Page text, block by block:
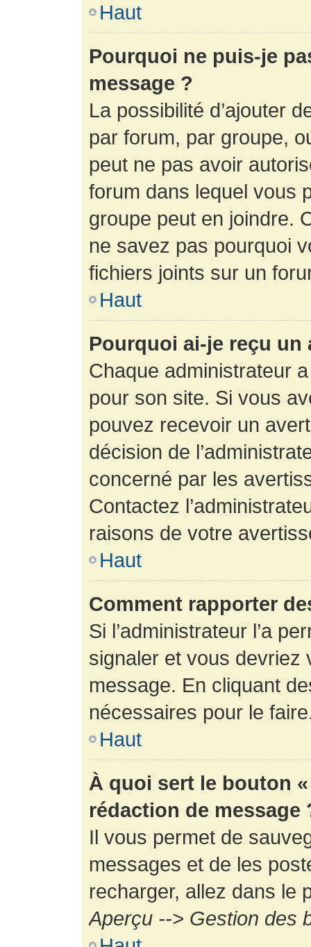
Haut
Pourquoi ne puis-je
message ?
La possibilité d’ajouter
par forum, par groupe,
peut ne pas avoir
forum dans lequel vous
groupe peut en joindre.
ne savez pas pourquoi
fichiers joints sur un
Haut
Pourquoi ai-je reçu un
Chaque administrateur
pour son site. Si vous
pouvez recevoir un
décision de
concerné par les
Contactez
raisons de votre
Haut
Comment rapporter
Si l’administrateur l’a
signaler et vous devriez
message. En cliquant
nécessaires pour le
Haut
À quoi sert le bouton
rédaction de message
Il vous permet de
messages et de les
recharger, allez dans le
Aperçu --> Gestion des